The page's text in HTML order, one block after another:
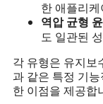
한 애플리
역압 균형
도 일관된
각 유형은 유지보
과 같은 특정 기
한 이점을 제공합